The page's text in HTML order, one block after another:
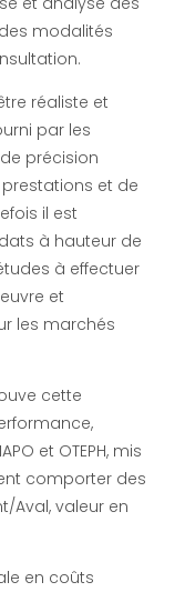
modalités
réaliste et
par les
précision
et de
il est
à hauteur de
à effectuer
et
les marchés
cette
et OTEPH, mis
comporter des
Aval, valeur en
en coûts